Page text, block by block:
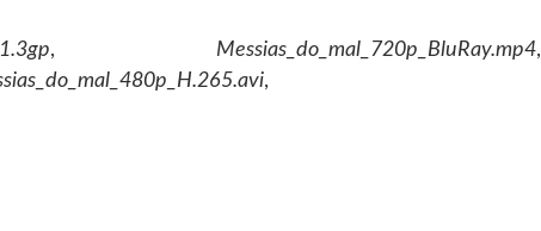
, Messias_do_mal_720p_BluRay.mp4,
,